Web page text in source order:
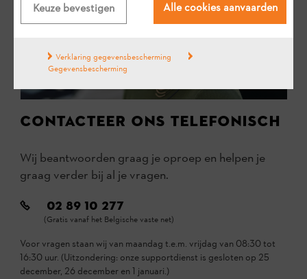
CONTACTEER ONS TELEFONISCH
Wij beantwoorden graag je oproep en helpen je
graag verder bij al je vragen.
02 89 10 277
(Gratis vanaf het Belgische vaste net)
Voor vragen staan wij van maandag t.e.m. vrijdag van 08:30 tot
16:30 uur. (Uitzondering: onze supportdienst is gesloten op 25
december, 26 december en 1 januari.)
Keuze bevestigen Alle cookies aanvaarden
Verklaring gegevensbescherming
Gegevensbescherming